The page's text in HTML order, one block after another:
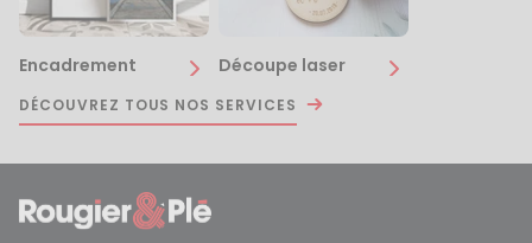
Encadrement Découpe laser
DÉCOUVREZ TOUS NOS SERVICES